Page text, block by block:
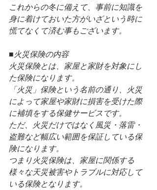
これからの冬に備えて、事前に知識を
身に着けておいた方がいざという時に
慌てなくて済む事もございます。
■火災保険の内容
火災保険とは、家屋と家財を対象にし
た保険になります。
「火災」保険という名前の通り、火災
によって家屋や家財に損害を受けた際
に補填をする保健サービスです。
ただ、火災だけではなく風災・落雷・
盗難など幅広い範囲を保証している保
険になります。
つまり火災保険は、家屋に関係する
様々な天災被害やトラブルに対応して
いる保険となります。